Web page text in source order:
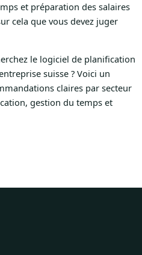
et préparation des salaires
cela que vous devez juger
le logiciel de planification
suisse ? Voici un
claires par secteur
gestion du temps et